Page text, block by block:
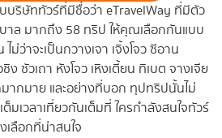
บริษัททัวร์ที่มีชื่อว่า eTravelWay ที่มีตัว
บาล มากถึง 58 ทริป ให้คุณเลือกกันแบบ
ไม่ว่าจะเป็นกวางเจา เจิ้งโจว ซีอาน
ง ซัวเถา หังโจว เหิงเตี้ยน ทิเบต จางเจีย
ากมาย และอย่างที่บอก ทุปทริปนั้นไม่
ต็มเวลาเที่ยวกันเต็มที่ ใครกำลังสนใจทัวร์
เลือกที่น่าสนใจ